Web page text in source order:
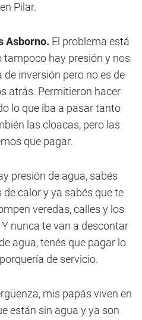
Pilar.
Asborno. El problema está
tampoco hay presión y nos
inversión pero no es de
atrás. Permitieron hacer
lo que iba a pasar tanto
las cloacas, pero las
que pagar.
presión de agua, sabés
calor y ya sabés que te
veredas, calles y los
nunca te van a descontar
agua, tenés que pagar lo
de servicio.
mis papás viven en
están sin agua y ya son